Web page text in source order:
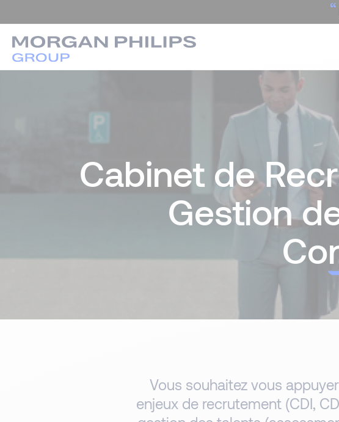
“
Cabinet de
Gestion
Co
Vous souhaitez vous
enjeux de recrutement (CDI,